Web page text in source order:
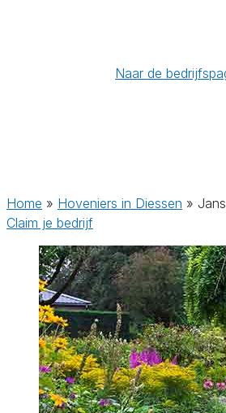
Naar de
Home » Hoveniers in Diessen »
Claim je bedrijf